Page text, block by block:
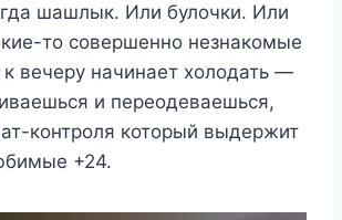
шашлык. Или булочки. Или
то совершенно незнакомые
к вечеру начинает холодать —
и переодеваешься,
контроля который выдержит
+24.